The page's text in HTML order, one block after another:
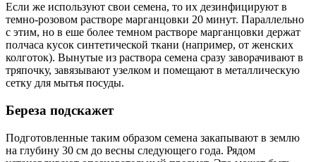
Если же используют свои семена, то их дезинфицируют в
темно-розовом растворе марганцовки 20 минут. Параллельно
с этим, но в еше более темном растворе марганцовки держат
полчаса кусок синтетической ткани (например, от женских
колготок). Вынутые из раствора семена сразу заворачивают в
тряпочку, завязывают узелком и помещают в металлическую
сетку для мытья посуды.
Береза подскажет
Подготовленные таким образом семена закапывают в землю
на глубину 30 см до весны следующего года. Рядом